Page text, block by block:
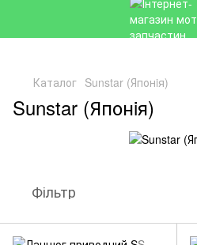
Каталог Sunstar (Японiя)
Sunstar (Японiя)
Фільтр